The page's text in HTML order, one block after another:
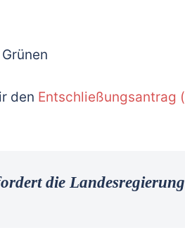
den Entschließungsantrag
die